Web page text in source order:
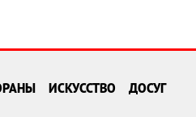
ИСКУССТВО ДОСУГ